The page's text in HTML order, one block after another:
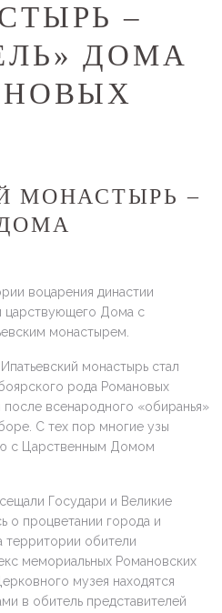
–
ДОМА
МОНАСТЫРЬ –
воцарения династии
царствующего Дома с
монастырем.
монастырь стал
рода Романовых
всенародного «обиранья»
С тех пор многие узы
с Царственным Домом
Государи и Великие
о процветании города и
территории обители
мемориальных Романовских
музея находятся
в обитель представителей